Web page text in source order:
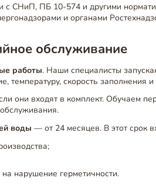
с СНиП, ПБ 10-574 и другими
и органами
обслуживание
работы. Наши специалисты
температуру, скорость заполнения
они входят в комплект. Обучаем
воды — от 24 месяцев. В этот срок
нарушение герметичности.